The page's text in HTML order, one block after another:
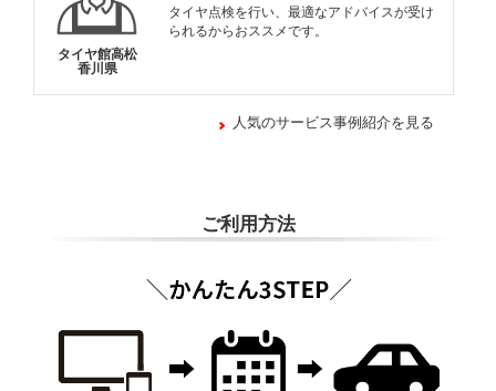
タイヤ館高松
香川県
タイヤ点検を行い、最適なアドバイスが受け
られるからおススメです。
人気のサービス事例紹介を見る
ご利用方法